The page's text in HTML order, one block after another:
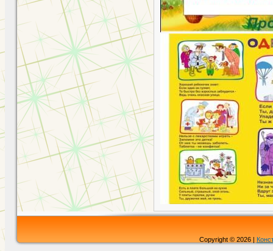
Copyright © 2026 |